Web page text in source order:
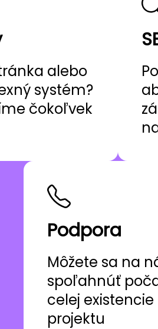
alebo
systém?
čokoľvek
Podpora
Môžete sa na
spoľahnúť
celej existencie
projektu